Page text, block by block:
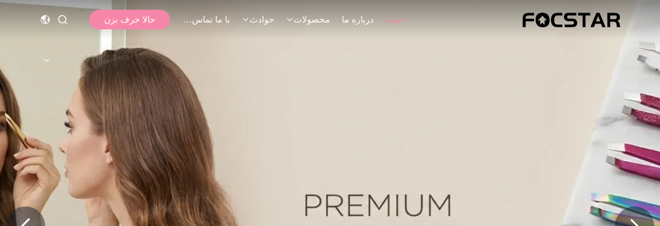
خونه درباره ما محصولات حوادث با ما تماس بگیرید حالا حرف بزن